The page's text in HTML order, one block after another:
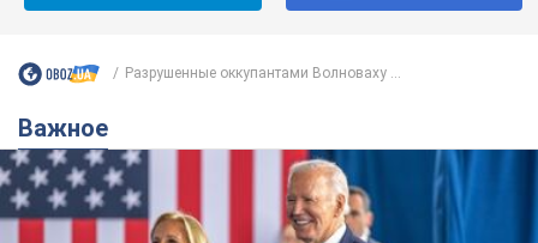
Разрушенные оккупантами Волноваху ...
Важное